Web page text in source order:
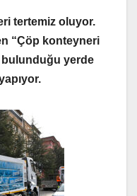
tertemiz oluyor.
“Çöp konteyneri
bulunduğu yerde